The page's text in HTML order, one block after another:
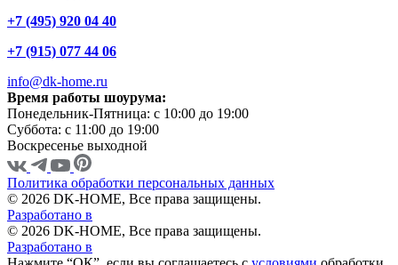
+7 (495) 920 04 40
+7 (915) 077 44 06
info@dk-home.ru
Время работы шоурума:
Понедельник-Пятница: c 10:00 до 19:00
Суббота: c 11:00 до 19:00
Воскресенье выходной
Политика обработки персональных данных
© 2026 DK-HOME, Все права защищены.
Разработано в
© 2026 DK-HOME, Все права защищены.
Разработано в